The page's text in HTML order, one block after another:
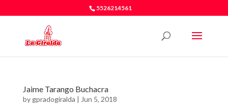
5526214561
Jaime Tarango Buchacra
by gpradogiralda | Jun 5, 2018